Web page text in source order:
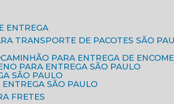
ENTREGA
TRANSPORTE DE PACOTES SÃO
CAMINHÃO PARA ENTREGA DE
PARA ENTREGA SÃO PAULO
SÃO PAULO
ENTREGA SÃO PAULO
FRETES